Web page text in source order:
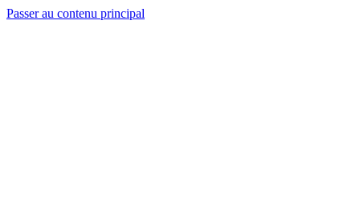
Passer au contenu principal